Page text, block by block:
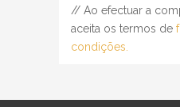
// Ao efectuar a
aceita os termos de
condições.